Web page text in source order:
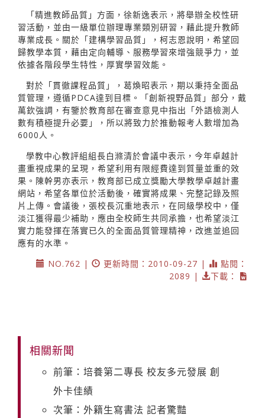
「精進教師品質」方面，徐新逸表示，將舉辦全校性研
習活動，並由一級單位辦理專業類別研習，藉此提升教師
專業成長。關於「建構學習品質」，柯志恩說明，希望回
歸教學本質，藉由定向輔導、服務學習來增強競爭力，並
依據各階段學生特性，厚實學習效能。
對於「貫徹課程品質」，葛煥昭表示，期以秉持全面品
質管理，遵循PDCA達到目標。「創新視野品質」部分，戴
萬欽強調，有鑒於教育部在審查意見中指出「外語檢測人
數有積極提升必要」，所以將致力於推動報考人數增加為
6000人。
學教中心教評組組長白滌清於會議中表示，今年卓越計
畫重視成果的呈現，希望利用有限經費達到質量並重的效
果。陳幹男亦表示，教育部已成立獎勵大學教學卓越計畫
網站，希望各單位於活動後，確實將成果、完整記錄及照
片上傳。會議後，張校長沉重地表示，在同級學校中，僅
淡江獲得最少補助，應由全校師生共同承擔，也希望淡江
實力能發揮在落實已久的全面品質管理精神，改進並追回
應有的水準。
NO.762 |
更新時間：2010-09-27 |
點閱：
2089 |
下載：
相關新聞
前筆：培養第二專長 校友多元發展 創
外卡佳績
次筆：外籍生寫書法 記者驚豔